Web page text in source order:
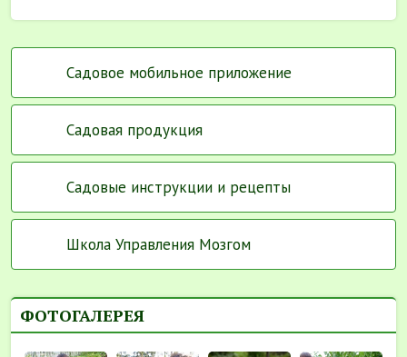
Садовое мобильное приложение
Садовая продукция
Садовые инструкции и рецепты
Школа Управления Мозгом
ФОТОГАЛЕРЕЯ